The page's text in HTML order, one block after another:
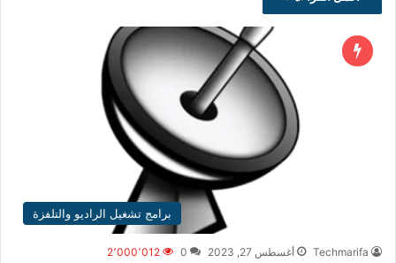
برامج تشغيل الراديو والتلفزة
Techmarifa أغسطس 27, 2023 0 2٬000٬012